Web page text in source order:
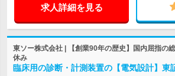
求人詳細を見る
東ソー株式会社 | 【創業90年の歴史】国内屈指の
休み
臨床用の診断・計測装置の【電気設計】東